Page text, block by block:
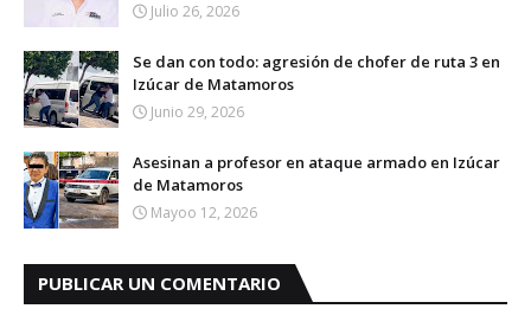
Julio 26, 2026
Se dan con todo: agresión de chofer de ruta 3 en
Izúcar de Matamoros
Junio 29, 2026
Asesinan a profesor en ataque armado en Izúcar
de Matamoros
Mayoo 12, 2026
PUBLICAR UN COMENTARIO